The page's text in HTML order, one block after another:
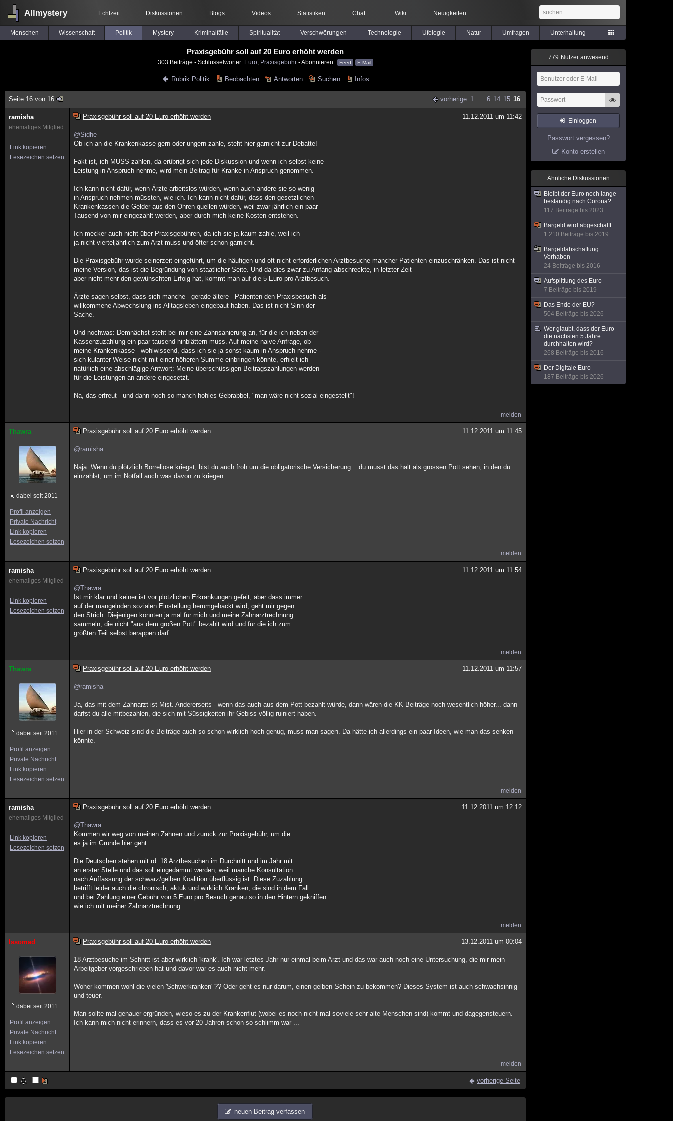
Allmystery Echtzeit Diskussionen Blogs Videos Statistiken Chat Wiki Neuigkeiten
Menschen Wissenschaft Politik Mystery Kriminalfälle Spiritualität Verschwörungen Technologie Ufologie Natur Umfragen Unterhaltung
Praxisgebühr soll auf 20 Euro erhöht werden
303 Beiträge ▪ Schlüsselwörter: Euro, Praxisgebühr▪ Abonnieren: Feed E-Mail
Rubrik Politik Beobachten Antworten Suchen Infos
Seite 16 von 16 vorherige 1 ... 6 14 15 16
ramisha
ehemaliges Mitglied
Link kopieren
Lesezeichen setzen
Praxisgebühr soll auf 20 Euro erhöht werden 11.12.2011 um 11:42
@Sidhe
Ob ich an die Krankenkasse gern oder ungern zahle, steht hier garnicht zur Debatte!
Fakt ist, ich MUSS zahlen, da erübrigt sich jede Diskussion und wenn ich selbst keine
Leistung in Anspruch nehme, wird mein Beitrag für Kranke in Anspruch genommen.
Ich kann nicht dafür, wenn Ärzte arbeitslos würden, wenn auch andere sie so wenig
in Anspruch nehmen müssten, wie ich. Ich kann nicht dafür, dass den gesetzlichen
Krankenkassen die Gelder aus den Ohren quellen würden, weil zwar jährlich ein paar
Tausend von mir eingezahlt werden, aber durch mich keine Kosten entstehen.
Ich mecker auch nicht über Praxisgebühren, da ich sie ja kaum zahle, weil ich
ja nicht vierteljährlich zum Arzt muss und öfter schon garnicht.
Die Praxisgebühr wurde seinerzeit eingeführt, um die häufigen und oft nicht erforderlichen Arztbesuche mancher Patienten einzuschränken. Das ist nicht
meine Version, das ist die Begründung von staatlicher Seite. Und da dies zwar zu Anfang abschreckte, in letzter Zeit
aber nicht mehr den gewünschten Erfolg hat, kommt man auf die 5 Euro pro Arztbesuch.
Ärzte sagen selbst, dass sich manche - gerade ältere - Patienten den Praxisbesuch als
willkommene Abwechslung ins Alltagsleben eingebaut haben. Das ist nicht Sinn der
Sache.
Und nochwas: Demnächst steht bei mir eine Zahnsanierung an, für die ich neben der
Kassenzuzahlung ein paar tausend hinblättern muss. Auf meine naive Anfrage, ob
meine Krankenkasse - wohlwissend, dass ich sie ja sonst kaum in Anspruch nehme -
sich kulanter Weise nicht mit einer höheren Summe einbringen könnte, erhielt ich
natürlich eine abschlägige Antwort: Meine überschüssigen Beitragszahlungen werden
für die Leistungen an andere eingesetzt.
Na, das erfreut - und dann noch so manch hohles Gebrabbel, "man wäre nicht sozial eingestellt"!
melden
Thawra
dabei seit 2011
Profil anzeigen
Private Nachricht
Link kopieren
Lesezeichen setzen
Praxisgebühr soll auf 20 Euro erhöht werden 11.12.2011 um 11:45
@ramisha
Naja. Wenn du plötzlich Borreliose kriegst, bist du auch froh um die obligatorische Versicherung... du musst das halt als grossen Pott sehen, in den du
einzahlst, um im Notfall auch was davon zu kriegen.
melden
ramisha
ehemaliges Mitglied
Link kopieren
Lesezeichen setzen
Praxisgebühr soll auf 20 Euro erhöht werden 11.12.2011 um 11:54
@Thawra
Ist mir klar und keiner ist vor plötzlichen Erkrankungen gefeit, aber dass immer
auf der mangelnden sozialen Einstellung herumgehackt wird, geht mir gegen
den Strich. Diejenigen könnten ja mal für mich und meine Zahnarztrechnung
sammeln, die nicht "aus dem großen Pott" bezahlt wird und für die ich zum
größten Teil selbst berappen darf.
melden
Thawra
dabei seit 2011
Profil anzeigen
Private Nachricht
Link kopieren
Lesezeichen setzen
Praxisgebühr soll auf 20 Euro erhöht werden 11.12.2011 um 11:57
@ramisha
Ja, das mit dem Zahnarzt ist Mist. Andererseits - wenn das auch aus dem Pott bezahlt würde, dann wären die KK-Beiträge noch wesentlich höher... dann
darfst du alle mitbezahlen, die sich mit Süssigkeiten ihr Gebiss völlig ruiniert haben.
Hier in der Schweiz sind die Beiträge auch so schon wirklich hoch genug, muss man sagen. Da hätte ich allerdings ein paar Ideen, wie man das senken
könnte.
melden
ramisha
ehemaliges Mitglied
Link kopieren
Lesezeichen setzen
Praxisgebühr soll auf 20 Euro erhöht werden 11.12.2011 um 12:12
@Thawra
Kommen wir weg von meinen Zähnen und zurück zur Praxisgebühr, um die
es ja im Grunde hier geht.
Die Deutschen stehen mit rd. 18 Arztbesuchen im Durchnitt und im Jahr mit
an erster Stelle und das soll eingedämmt werden, weil manche Konsultation
nach Auffassung der schwarz/gelben Koalition überflüssig ist. Diese Zuzahlung
betrifft leider auch die chronisch, aktuk und wirklich Kranken, die sind in dem Fall
und bei Zahlung einer Gebühr von 5 Euro pro Besuch genau so in den Hintern gekniffen
wie ich mit meiner Zahnarztrechnung.
melden
Issomad
dabei seit 2011
Profil anzeigen
Private Nachricht
Link kopieren
Lesezeichen setzen
Praxisgebühr soll auf 20 Euro erhöht werden 13.12.2011 um 00:04
18 Arztbesuche im Schnitt ist aber wirklich 'krank'. Ich war letztes Jahr nur einmal beim Arzt und das war auch noch eine Untersuchung, die mir mein
Arbeitgeber vorgeschrieben hat und davor war es auch nicht mehr.
Woher kommen wohl die vielen 'Schwerkranken' ?? Oder geht es nur darum, einen gelben Schein zu bekommen? Dieses System ist auch schwachsinnig
und teuer.
Man sollte mal genauer ergründen, wieso es zu der Krankenflut (wobei es noch nicht mal soviele sehr alte Menschen sind) kommt und dagegensteuern.
Ich kann mich nicht erinnern, dass es vor 20 Jahren schon so schlimm war ...
melden
vorherige Seite
neuen Beitrag verfassen
779 Nutzer anwesend
Einloggen
Passwort vergessen?
Konto erstellen
Ähnliche Diskussionen
Bleibt der Euro noch lange
beständig nach Corona?
117 Beiträge bis 2023
Bargeld wird abgeschafft
1.210 Beiträge bis 2019
Bargeldabschaffung
Vorhaben
24 Beiträge bis 2016
Aufsplittung des Euro
7 Beiträge bis 2019
Das Ende der EU?
504 Beiträge bis 2026
Wer glaubt, dass der Euro
die nächsten 5 Jahre
durchhalten wird?
268 Beiträge bis 2016
Der Digitale Euro
187 Beiträge bis 2026